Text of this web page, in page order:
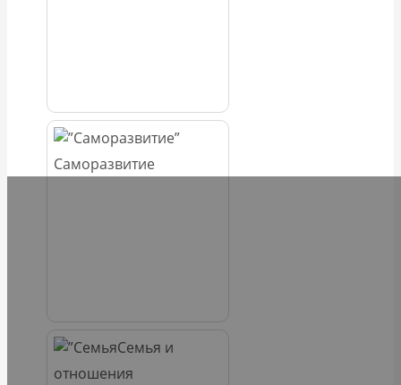
Саморазвитие
Семья и
отношения